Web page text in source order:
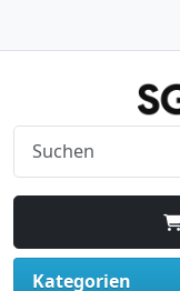
Kategorien